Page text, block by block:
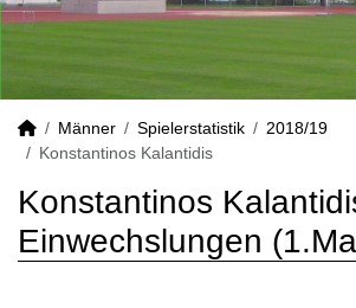
Männer Spielerstatistik
2018/19
Konstantinos Kalantidis
Konstantinos
Einwechslungen